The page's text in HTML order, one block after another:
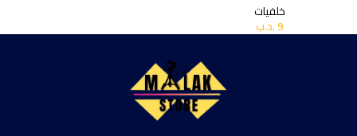
خلفيات
9.د.ب